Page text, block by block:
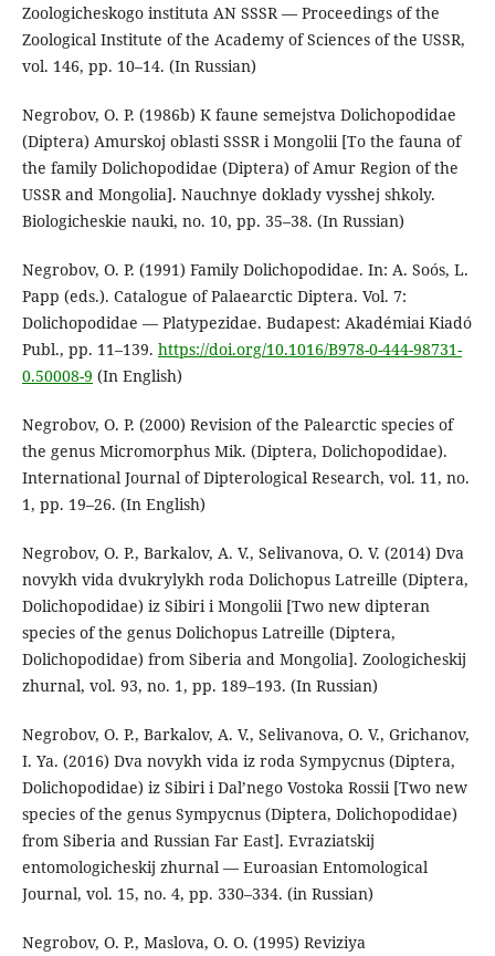
Zoologicheskogo instituta AN SSSR — Proceedings of the
Zoological Institute of the Academy of Sciences of the USSR,
vol. 146, pp. 10–14. (In Russian)
Negrobov, O. P. (1986b) K faune semejstva Dolichopodidae
(Diptera) Amurskoj oblasti SSSR i Mongolii [To the fauna of
the family Dolichopodidae (Diptera) of Amur Region of the
USSR and Mongolia]. Nauchnye doklady vysshej shkoly.
Biologicheskie nauki, no. 10, pp. 35–38. (In Russian)
Negrobov, O. P. (1991) Family Dolichopodidae. In: A. Soós, L.
Papp (eds.). Catalogue of Palaearctic Diptera. Vol. 7:
Dolichopodidae — Platypezidae. Budapest: Akadémiai Kiadó
Publ., pp. 11–139. https://doi.org/10.1016/B978-0-444-98731-
0.50008-9 (In English)
Negrobov, O. P. (2000) Revision of the Palearctic species of
the genus Micromorphus Mik. (Diptera, Dolichopodidae).
International Journal of Dipterological Research, vol. 11, no.
1, pp. 19–26. (In English)
Negrobov, O. P., Barkalov, A. V., Selivanova, O. V. (2014) Dva
novykh vida dvukrylykh roda Dolichopus Latreille (Diptera,
Dolichopodidae) iz Sibiri i Mongolii [Two new dipteran
species of the genus Dolichopus Latreille (Diptera,
Dolichopodidae) from Siberia and Mongolia]. Zoologicheskij
zhurnal, vol. 93, no. 1, pp. 189–193. (In Russian)
Negrobov, O. P., Barkalov, A. V., Selivanova, O. V., Grichanov,
I. Ya. (2016) Dva novykh vida iz roda Sympycnus (Diptera,
Dolichopodidae) iz Sibiri i Dal’nego Vostoka Rossii [Two new
species of the genus Sympycnus (Diptera, Dolichopodidae)
from Siberia and Russian Far East]. Evraziatskij
entomologicheskij zhurnal — Euroasian Entomological
Journal, vol. 15, no. 4, pp. 330–334. (in Russian)
Negrobov, O. P., Maslova, O. O. (1995) Reviziya